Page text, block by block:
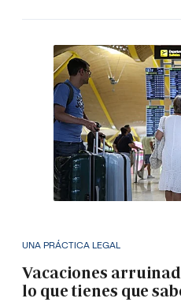
UNA PRÁCTICA LEGAL
Vacaciones
lo que tienes que